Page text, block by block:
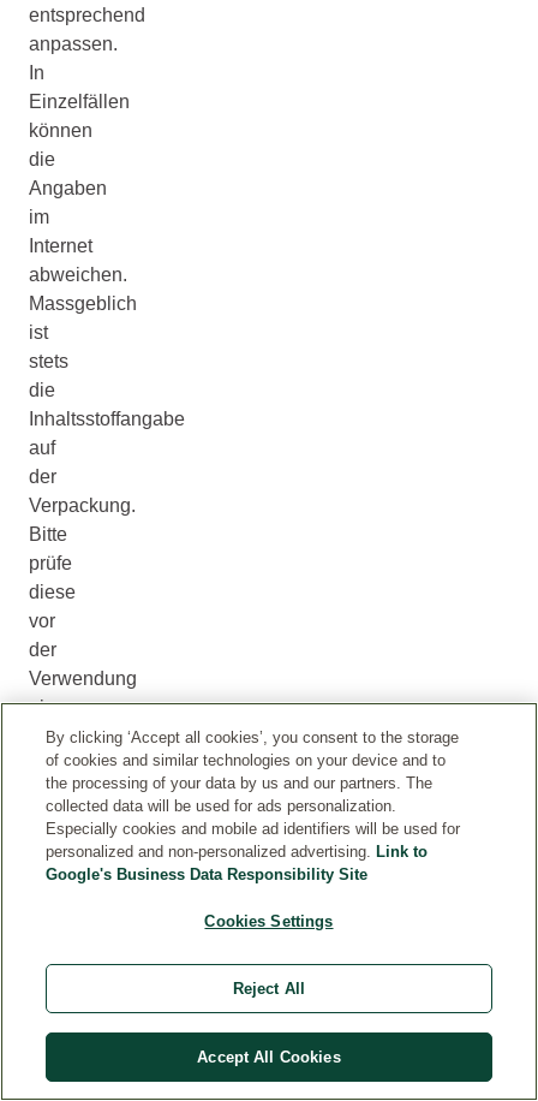
entsprechend
anpassen.
In
Einzelfällen
können
die
Angaben
im
Internet
abweichen.
Massgeblich
ist
stets
die
Inhaltsstoffangabe
auf
der
Verpackung.
Bitte
prüfe
diese
vor
der
Verwendung
eines
Produkts,
um
sicherzustellen,
dass
es
für
ist.
By clicking ‘Accept all cookies’, you consent to the storage
of cookies and similar technologies on your device and to
the processing of your data by us and our partners. The
collected data will be used for ads personalization.
Especially cookies and mobile ad identifiers will be used for
personalized and non-personalized advertising. Link to
Google's Business Data Responsibility Site
Cookies Settings
Reject All
Accept All Cookies